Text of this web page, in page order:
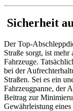
Sicherheit
Der Top-
Straße sorgt, ist
Fahrzeuge.
bei der
Straßen. Sei es ein
Fahrzeugpanne, der
Beitrag zur
Gewährleistung eines